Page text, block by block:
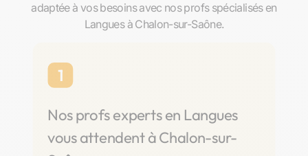
adaptée à vos besoins avec nos profs spécialisés en
Langues à Chalon-sur-Saône.
1
Nos profs experts en Langues
vous attendent à Chalon-sur-